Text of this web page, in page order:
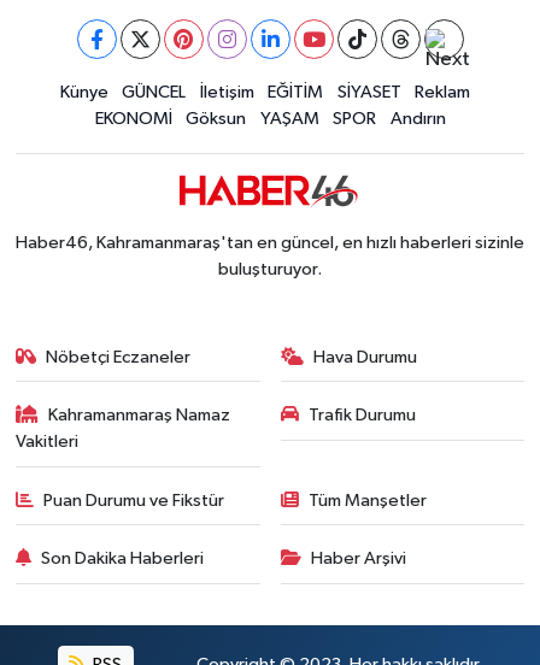
Kahramanmaraş-Göksun Yolunu Kullananlar
Kahramanmaraş'ta Fabrika Alevlere Teslim Oldu!
22:09 |Kahramanmaraş'ın Tarihi Mirası İçin Ankara'da
Kahramanmaraş'ta Gazneliler Caddesi Yeni
21:05 |Kahramanmaraş'ta Acı Son! Kayıp Yaşlı Adam
Kahramanmaraş'ta İş Kazası Can Aldı: Reklam
Künye GÜNCEL İletişim EĞİTİM SİYASET
Reklam
EKONOMİ
Göksun YAŞAM SPOR Andırın
Haber46, Kahramanmaraş'tan en güncel, en hızlı haberleri sizinle
buluşturuyor.
Nöbetçi Eczaneler Hava Durumu
Kahramanmaraş Namaz
Vakitleri
Trafik Durumu
Puan Durumu ve Fikstür Tüm Manşetler
Son Dakika Haberleri Haber Arşivi